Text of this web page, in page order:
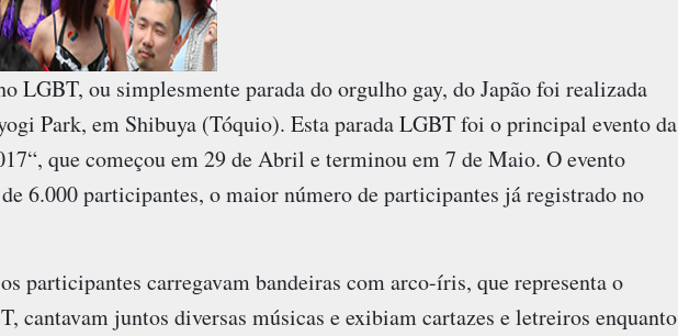
LGBT, ou simplesmente parada do orgulho gay, do Japão foi realizada
Park, em Shibuya (Tóquio). Esta parada LGBT foi o principal evento da
que começou em 29 de Abril e terminou em 7 de Maio. O evento
6.000 participantes, o maior número de participantes já registrado no
participantes carregavam bandeiras com arco-íris, que representa o
cantavam juntos diversas músicas e exibiam cartazes e letreiros enquanto